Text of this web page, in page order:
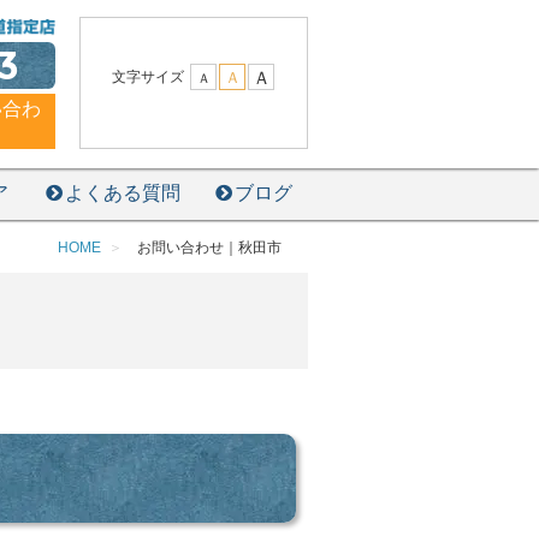
わ
文字サイズ Ａ Ａ Ａ
よくある質問 ブログ
HOME お問い合わせ｜秋田市